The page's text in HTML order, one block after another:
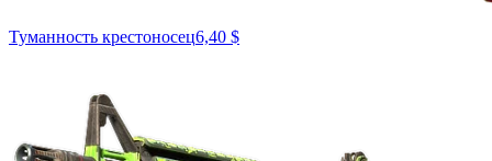
Туманность крестоносец6,40 $